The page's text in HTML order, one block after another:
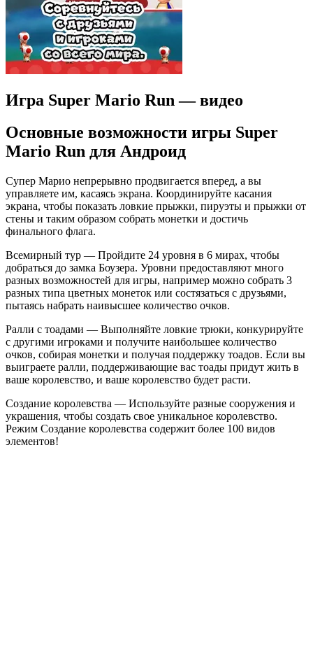
Игра Super Mario Run — видео
Основные возможности игры Super
Mario Run для Андроид
Супер Марио непрерывно продвигается вперед, а вы
управляете им, касаясь экрана. Координируйте касания
экрана, чтобы показать ловкие прыжки, пируэты и прыжки от
стены и таким образом собрать монетки и достичь
финального флага.
Всемирный тур — Пройдите 24 уровня в 6 мирах, чтобы
добраться до замка Боузера. Уровни предоставляют много
разных возможностей для игры, например можно собрать 3
разных типа цветных монеток или состязаться с друзьями,
пытаясь набрать наивысшее количество очков.
Ралли с тоадами — Выполняйте ловкие трюки, конкурируйте
с другими игроками и получите наибольшее количество
очков, собирая монетки и получая поддержку тоадов. Если вы
выиграете ралли, поддерживающие вас тоады придут жить в
ваше королевство, и ваше королевство будет расти.
Создание королевства — Используйте разные сооружения и
украшения, чтобы создать свое уникальное королевство.
Режим Создание королевства содержит более 100 видов
элементов!